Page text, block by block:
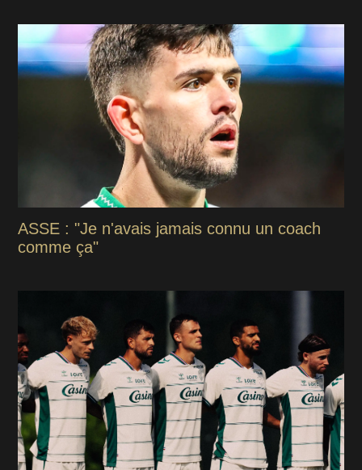
ASSE : "Je n'avais jamais connu un coach
comme ça"